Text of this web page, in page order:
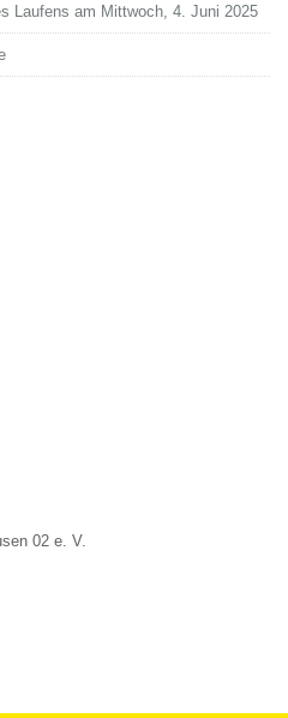
Laufens am Mittwoch, 4. Juni 2025
02 e. V.